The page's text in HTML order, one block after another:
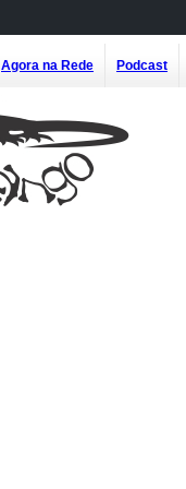
Agora na Rede Podcast